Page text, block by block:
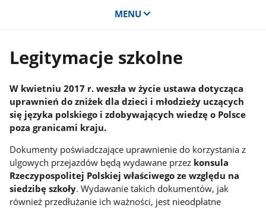
MENU
Legitymacje szkolne
W kwietniu 2017 r. weszła w życie ustawa dotycząca
uprawnień do zniżek dla dzieci i młodzieży uczących
się języka polskiego i zdobywających wiedzę o Polsce
poza granicami kraju.
Dokumenty poświadczające uprawnienie do korzystania z
ulgowych przejazdów będą wydawane przez konsula
Rzeczypospolitej Polskiej właściwego ze względu na
siedzibę szkoły. Wydawanie takich dokumentów, jak
również przedłużanie ich ważności, jest nieodpłatne